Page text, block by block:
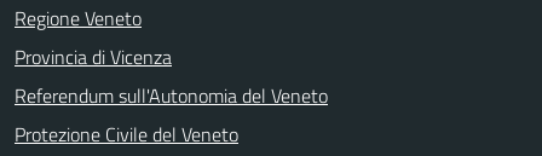
Regione Veneto
Provincia di Vicenza
Referendum sull'Autonomia del Veneto
Protezione Civile del Veneto